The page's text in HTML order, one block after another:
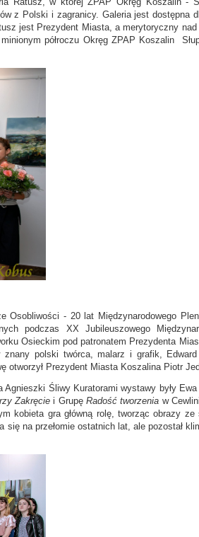
z Polski i zagranicy. Galeria jest
jest Prezydent Miasta, a merytoryczny nad
półroczu Okręg ZPAP Koszalin
Osobliwości - 20 lat Międzynarodowego
podczas XX Jubileuszowego
Osieckim pod patronatem Prezydenta
polski twórca, malarz i grafik, Edward
otworzył Prezydent Miasta Koszalina Piotr
Agnieszki Śliwy Kuratorami wystawy były
Zakręcie i GrupęRadość tworzenia w
kobieta gra główną rolę, tworząc obrazy
się na przełomie ostatnich lat, ale pozostał